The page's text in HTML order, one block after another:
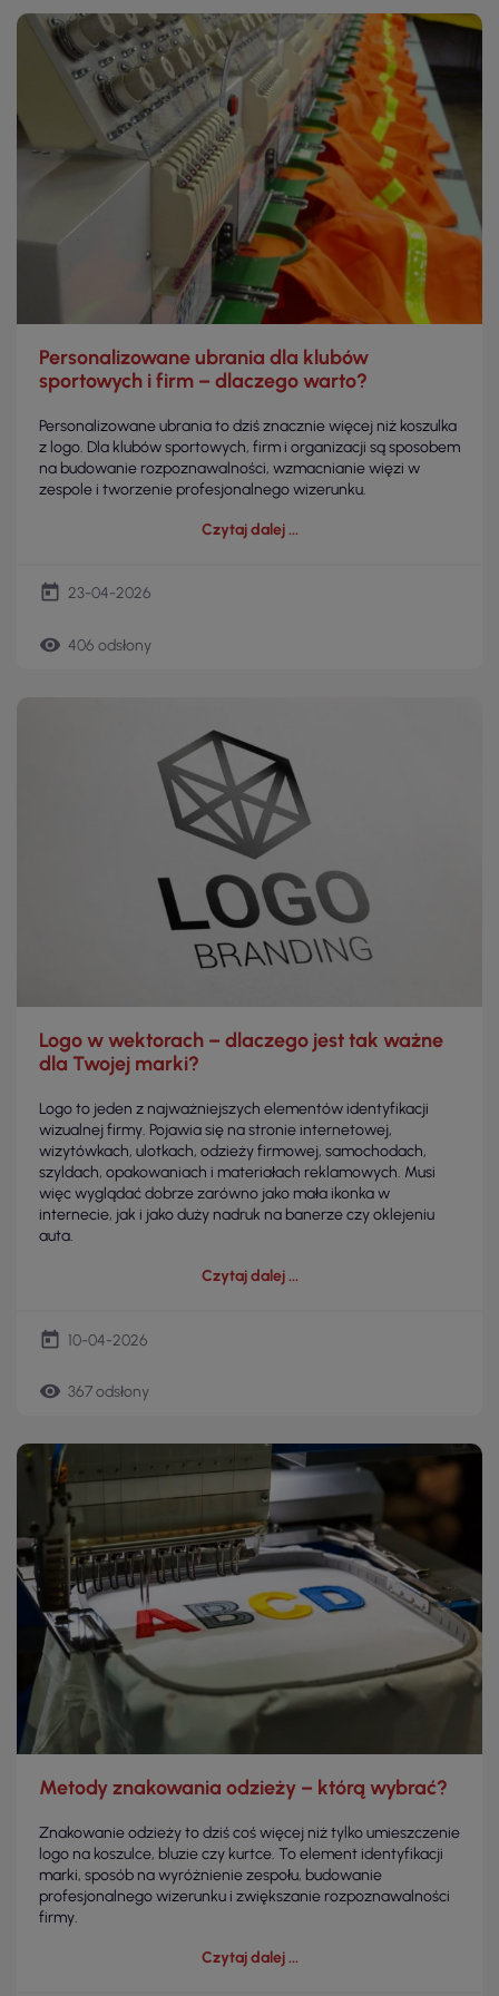
Personalizowane ubrania dla klubów
sportowych i firm – dlaczego warto?
Personalizowane ubrania to dziś znacznie więcej niż koszulka
z logo. Dla klubów sportowych, firm i organizacji są sposobem
na budowanie rozpoznawalności, wzmacnianie więzi w
zespole i tworzenie profesjonalnego wizerunku.
Czytaj dalej
today 23-04-2026
remove_red_eye 406 odsłony
Logo w wektorach – dlaczego jest tak ważne
dla Twojej marki?
Logo to jeden z najważniejszych elementów identyfikacji
wizualnej firmy. Pojawia się na stronie internetowej,
wizytówkach, ulotkach, odzieży firmowej, samochodach,
szyldach, opakowaniach i materiałach reklamowych. Musi
więc wyglądać dobrze zarówno jako mała ikonka w
internecie, jak i jako duży nadruk na banerze czy oklejeniu
auta.
Czytaj dalej
today 10-04-2026
remove_red_eye 367 odsłony
Metody znakowania odzieży – którą wybrać?
Znakowanie odzieży to dziś coś więcej niż tylko umieszczenie
logo na koszulce, bluzie czy kurtce. To element identyfikacji
marki, sposób na wyróżnienie zespołu, budowanie
profesjonalnego wizerunku i zwiększanie rozpoznawalności
firmy.
Czytaj dalej